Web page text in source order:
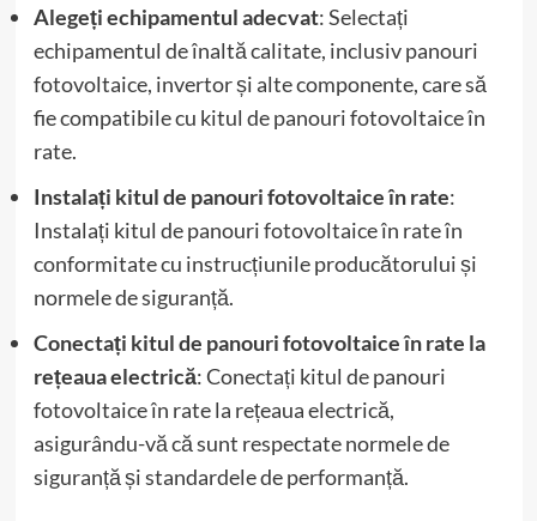
Alegeți echipamentul adecvat: Selectați
echipamentul de înaltă calitate, inclusiv panouri
fotovoltaice, invertor și alte componente, care să
fie compatibile cu kitul de panouri fotovoltaice în
rate.
Instalați kitul de panouri fotovoltaice în rate:
Instalați kitul de panouri fotovoltaice în rate în
conformitate cu instrucțiunile producătorului și
normele de siguranță.
Conectați kitul de panouri fotovoltaice în rate la
rețeaua electrică: Conectați kitul de panouri
fotovoltaice în rate la rețeaua electrică,
asigurându-vă că sunt respectate normele de
siguranță și standardele de performanță.